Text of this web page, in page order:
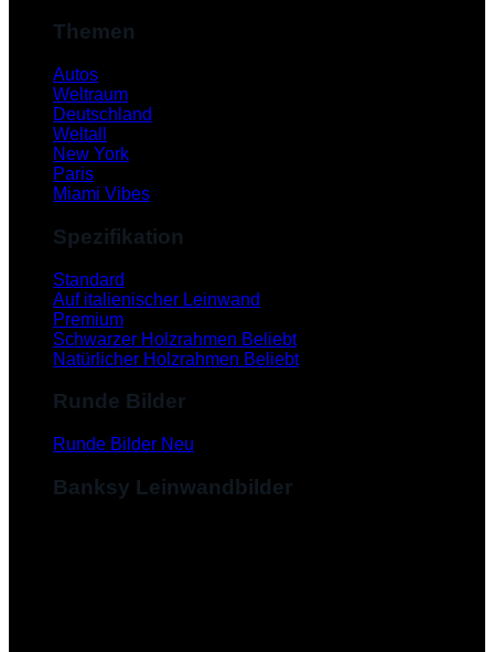
Themen
Autos
Weltraum
Deutschland
Weltall
New York
Paris
Miami Vibes
Spezifikation
Standard
Auf italienischer Leinwand
Premium
Schwarzer Holzrahmen
Natürlicher Holzrahmen
Runde Bilder
Runde Bilder
Banksy Leinwandbilder